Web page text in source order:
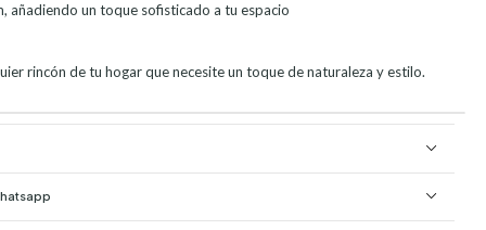
añadiendo un toque sofisticado a tu espacio
rincón de tu hogar que necesite un toque de naturaleza y estilo.